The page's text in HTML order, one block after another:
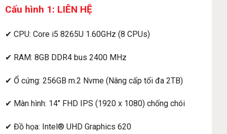
Cấu hình 1: LIÊN HỆ
✔ CPU: Core i5 8265U 1.60GHz (8 CPUs)
✔ RAM: 8GB DDR4 bus 2400 MHz
✔ Ổ cứng: 256GB m.2 Nvme (Nâng cấp tối đa 2TB)
✔ Màn hình: 14″ FHD IPS (1920 x 1080) chống chói
✔ Đồ họa: Intel® UHD Graphics 620